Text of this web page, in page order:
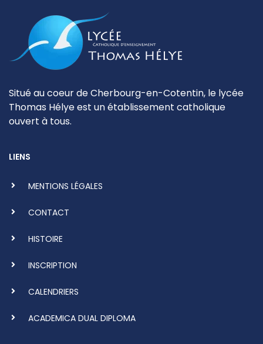
Situé au coeur de Cherbourg-en-Cotentin, le lycée
Thomas Hélye est un établissement catholique
ouvert à tous.
LIENS
MENTIONS LÉGALES
CONTACT
HISTOIRE
INSCRIPTION
CALENDRIERS
ACADEMICA DUAL DIPLOMA